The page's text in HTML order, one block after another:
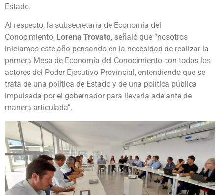
Estado.
Al respecto, la subsecretaria de Economía del
Conocimiento, Lorena Trovato, señaló que “nosotros
iniciamos este año pensando en la necesidad de realizar la
primera Mesa de Economía del Conocimiento con todos los
actores del Poder Ejecutivo Provincial, entendiendo que se
trata de una política de Estado y de una política pública
impulsada por el gobernador para llevarla adelante de
manera articulada”.